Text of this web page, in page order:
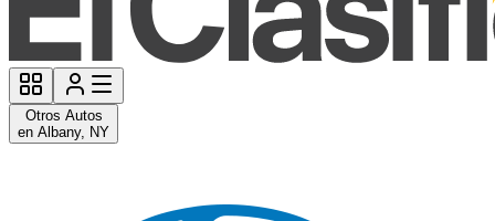
Otros Autos
en Albany, NY